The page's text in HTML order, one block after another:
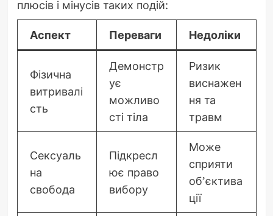
плюсів і мінусів таких подій:
Аспект Переваги Недоліки
Фізична
витривалі
сть
Демонстр
ує
можливо
сті тіла
Ризик
виснажен
ня та
травм
Сексуаль
на
свобода
Підкресл
ює право
вибору
Може
сприяти
об’єктива
ції